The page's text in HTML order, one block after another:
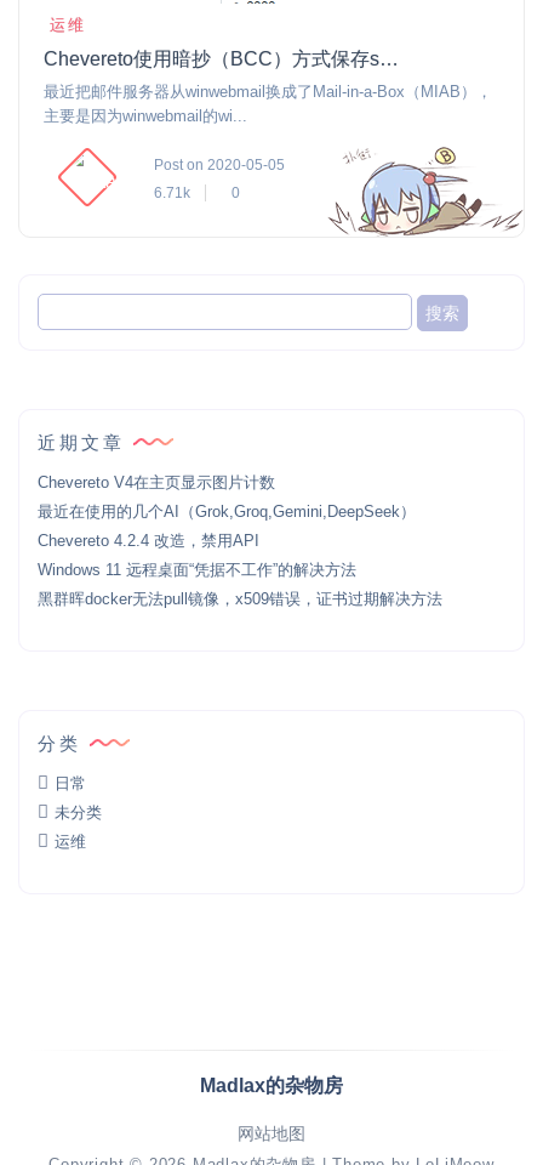
运维
Chevereto使用暗抄（BCC）方式保存smtp发送的邮件
最近把邮件服务器从winwebmail换成了Mail-in-a-Box（MIAB），
主要是因为winwebmail的wi...
Post on 2020-05-05
6.71k
0
近期文章
Chevereto V4在主页显示图片计数
最近在使用的几个AI（Grok,Groq,Gemini,DeepSeek）
Chevereto 4.2.4 改造，禁用API
Windows 11 远程桌面“凭据不工作”的解决方法
黑群晖docker无法pull镜像，x509错误，证书过期解决方法
分类
日常
未分类
运维
Madlax的杂物房
网站地图